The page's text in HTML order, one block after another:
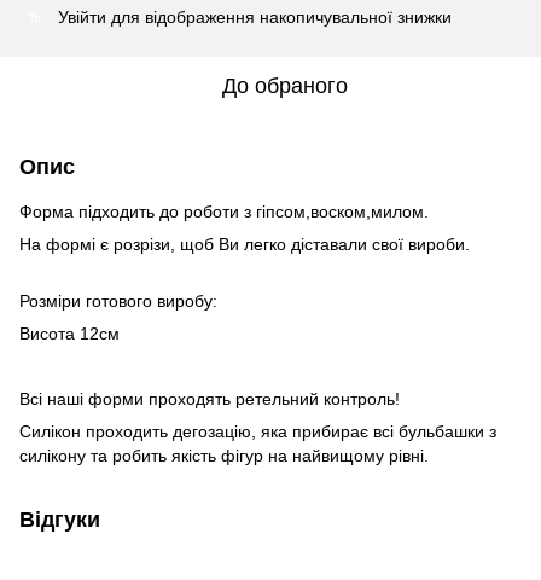
Увійти для відображення накопичувальної знижки
До обраного
Опис
Форма підходить до роботи з гіпсом,воском,милом.
На формі є розрізи, щоб Ви легко діставали свої вироби.
Розміри готового виробу:
Висота 12см
Всі наші форми проходять ретельний контроль!
Силікон проходить дегозацію, яка прибирає всі бульбашки з
силікону та робить якість фігур на найвищому рівні.
Відгуки